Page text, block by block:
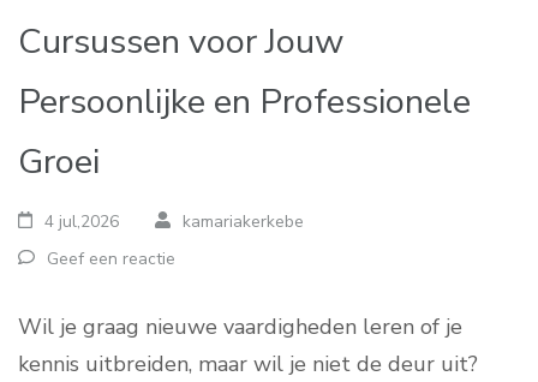
Cursussen voor Jouw
Persoonlijke en Professionele
Groei
4 jul,2026
kamariakerkebe
Geef een reactie
Wil je graag nieuwe vaardigheden leren of je
kennis uitbreiden, maar wil je niet de deur uit?